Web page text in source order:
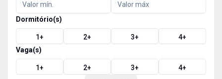
Dormitório(s)
1+ 2+ 3+ 4+
Vaga(s)
1+ 2+ 3+ 4+